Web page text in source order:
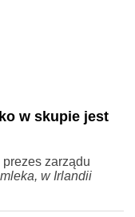
w skupie jest
zarządu
w Irlandii